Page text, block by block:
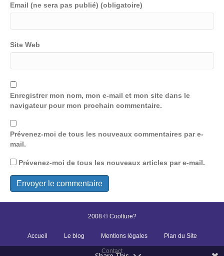
Email (ne sera pas publié) (obligatoire)
Site Web
Enregistrer mon nom, mon e-mail et mon site dans le
navigateur pour mon prochain commentaire.
Prévenez-moi de tous les nouveaux commentaires par e-
mail.
Prévenez-moi de tous les nouveaux articles par e-mail.
2008 © Coolture?
Accueil Le blog Mentions légales Plan du Site
Contact